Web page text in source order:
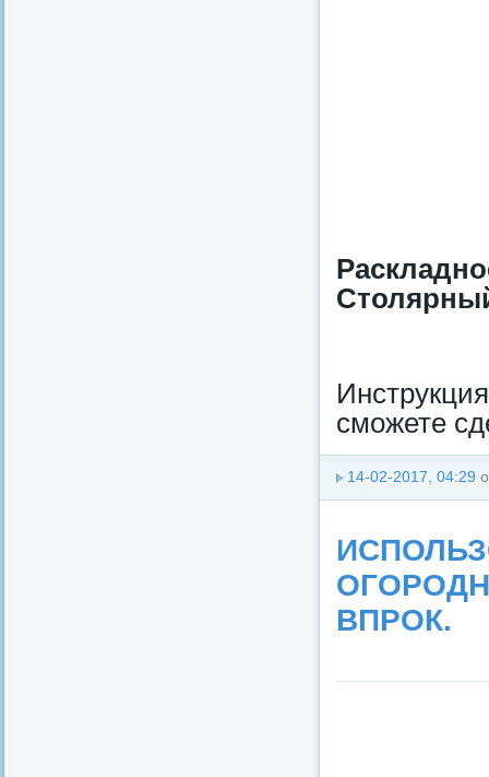
сможете
14-02-2017, 04:29
ВПРОК.